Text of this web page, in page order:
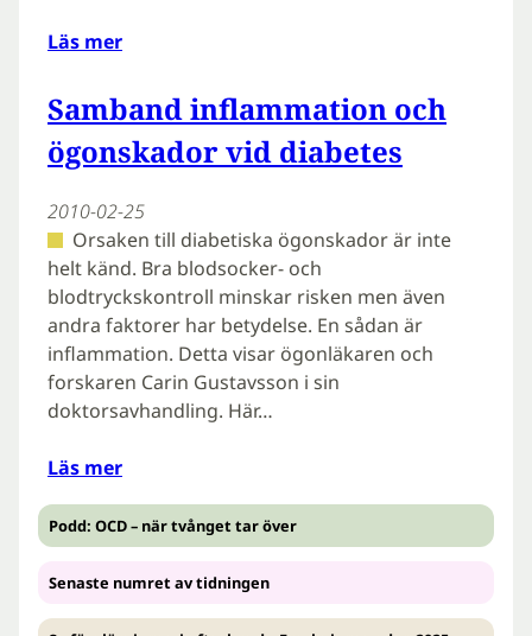
Läs mer
Samband inflammation och
ögonskador vid diabetes
2010-02-25
Orsaken till diabetiska ögonskador är inte
helt känd. Bra blodsocker- och
blodtryckskontroll minskar risken men även
andra faktorer har betydelse. En sådan är
inflammation. Detta visar ögonläkaren och
forskaren Carin Gustavsson i sin
doktorsavhandling. Här…
Läs mer
Podd: OCD – när tvånget tar över
Senaste numret av tidningen